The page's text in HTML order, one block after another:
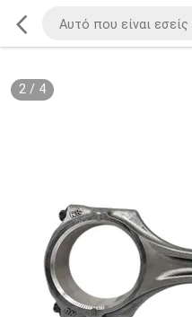
2/ 4